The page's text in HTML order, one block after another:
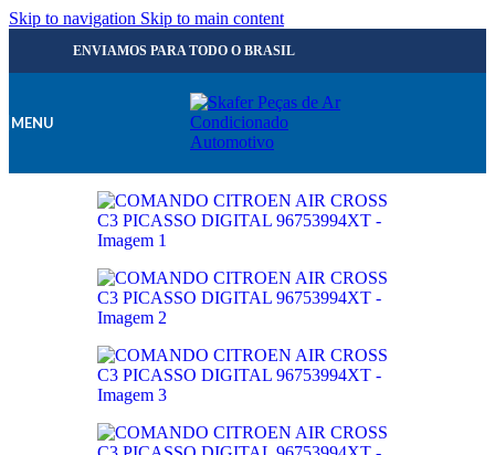
Skip to navigation Skip to main content
ENVIAMOS PARA TODO O BRASIL
MENU